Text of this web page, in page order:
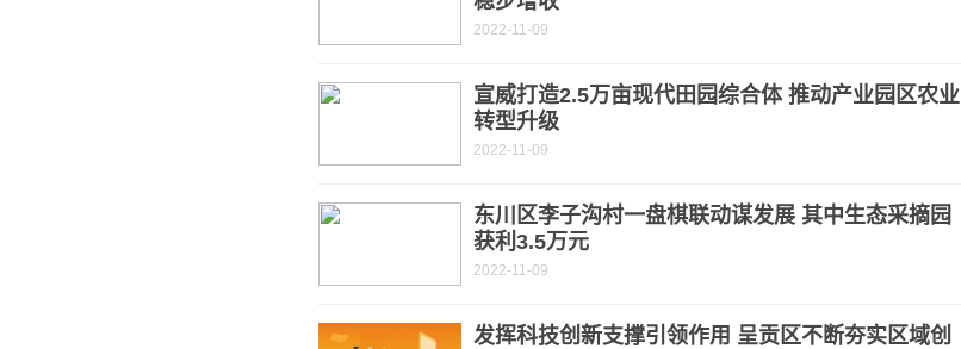
2022-11-09
宣威打造2.5万亩现代田园综合体 推动产业园区农业
转型升级
2022-11-09
东川区李子沟村一盘棋联动谋发展 其中生态采摘园
获利3.5万元
2022-11-09
发挥科技创新支撑引领作用 呈贡区不断夯实区域创